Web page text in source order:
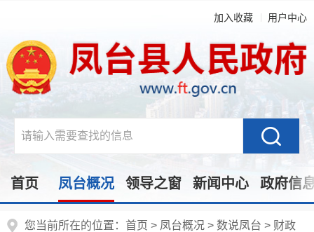
加入收藏 用户中心
首页 凤台概况 领导之窗 新闻中心 政府信
您当前所在的位置： 首页 > 凤台概况 > 数说凤台 > 财政